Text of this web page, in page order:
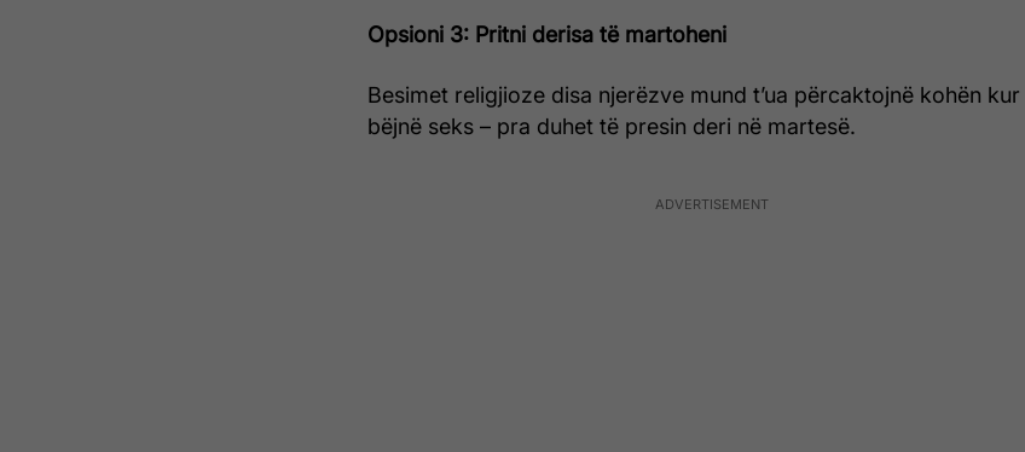
Opsioni 3: Pritni derisa të martoheni
Besimet religjioze disa njerëzve mund t’ua përcaktojnë kohën kur
bëjnë seks – pra duhet të presin deri në martesë.